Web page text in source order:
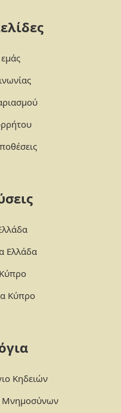
Ελλάδα
Κύπρο
Κηδειών
Μνημοσύνων